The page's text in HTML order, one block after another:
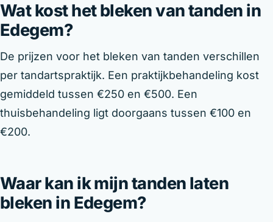
Wat kost het bleken van tanden in
Edegem?
De prijzen voor het bleken van tanden verschillen
per tandartspraktijk. Een praktijkbehandeling kost
gemiddeld tussen €250 en €500. Een
thuisbehandeling ligt doorgaans tussen €100 en
€200.
Waar kan ik mijn tanden laten
bleken in Edegem?